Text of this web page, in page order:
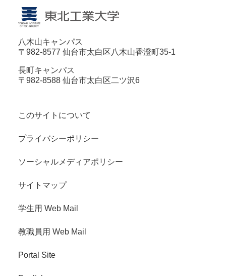
八木山キャンパス
〒982-8577 仙台市太白区八木山香澄町35-1
長町キャンパス
〒982-8588 仙台市太白区二ツ沢6
このサイトについて
プライバシーポリシー
ソーシャルメディアポリシー
サイトマップ
学生用 Web Mail
教職員用 Web Mail
Portal Site